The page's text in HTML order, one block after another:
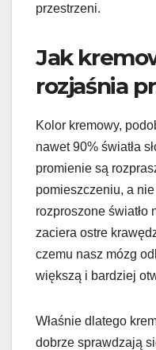
przestrzeni.
Jak
rozjaśnia
Kolor kremowy,
nawet 90% światła
promienie są
pomieszczeniu, a
rozproszone światło
zaciera ostre
czemu nasz mózg
większą i bardziej
Właśnie dlatego
dobrze sprawdzają